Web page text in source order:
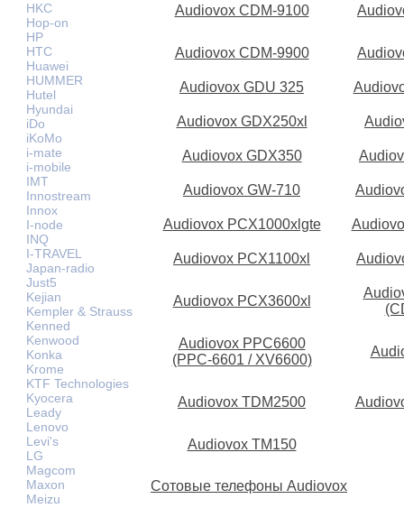
HKC
Hop-on
HP
HTC
Huawei
HUMMER
Hutel
Hyundai
iDo
iKoMo
i-mate
i-mobile
IMT
Innostream
Innox
I-node
INQ
I-TRAVEL
Japan-radio
Just5
Kejian
Kempler & Strauss
Kenned
Kenwood
Konka
Krome
KTF Technologies
Kyocera
Leady
Lenovo
Levi's
LG
Magcom
Maxon
Meizu
Audiovox CDM-9100
Audiovox CDM-9900
Audiovox GDU 325
Audiovox GDX250xl
Audiovox GDX350
Audiovox GW-710
Audiovox PCX1000xlgte
Audiovox PCX1100xl
Audiovox PCX3600xl
Audiovox PPC6600
(PPC-6601 / XV6600)
Audiovox TDM2500
Audiovox TM150
Сотовые телефоны Audiovox